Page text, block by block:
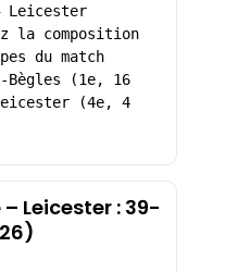
Leicester
la composition
du match
Bègles (1e, 16
(4e, 4
Leicester : 39-